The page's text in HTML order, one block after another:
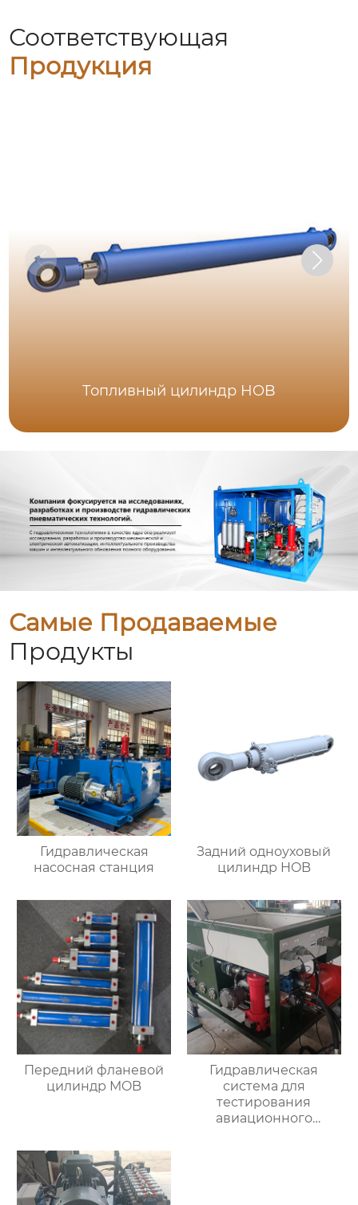
Соответствующая
Продукция
Топливный цилиндр HOB
Самые Продаваемые
Продукты
Гидравлическая
насосная станция
Задний одноуховый
цилиндр HOB
Передний фланевой
цилиндр MOB
Гидравлическая
система для
тестирования
авиационного